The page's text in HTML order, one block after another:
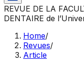
REVUE DE LA
DENTAIRE de
Home/
Revues/
Article